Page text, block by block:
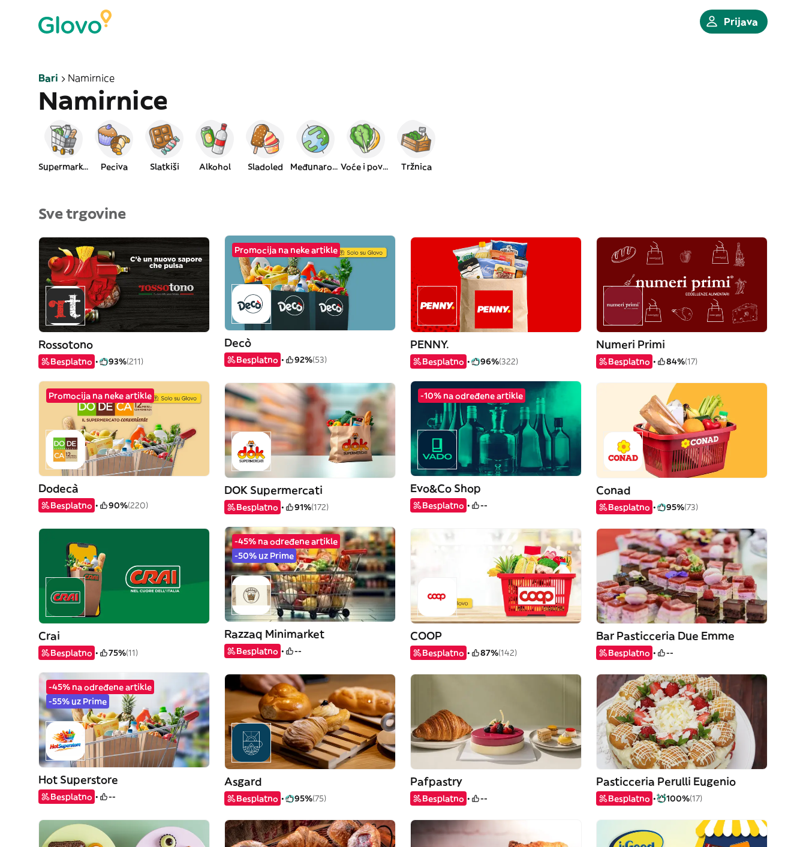
Prijava
Bari Namirnice
Namirnice
Supermarket Peciva Slatkiši Alkohol Sladoled Međunarodna Voće i povrće Tržnica
Sve trgovine
Rossotono
Besplatno 93%(211)
Promocija na neke artikle
Decò
Besplatno 92%(53)
PENNY.
Besplatno 96%(322)
Numeri Primi
Besplatno 84%(17)
Promocija na neke artikle
Dodecà
Besplatno 90%(220)
DOK Supermercati
Besplatno 91%(172)
-10% na određene artikle
Evo&Co Shop
Besplatno --
Conad
Besplatno 95%(73)
Crai
Besplatno 75%(11)
-45% na određene artikle
-50% uz Prime
Razzaq Minimarket
Besplatno --
COOP
Besplatno 87%(142)
Bar Pasticceria Due Emme
Besplatno --
-45% na određene artikle
-55% uz Prime
Hot Superstore
Besplatno --
Asgard
Besplatno 95%(75)
Pafpastry
Besplatno --
Pasticceria Perulli Eugenio
Besplatno 100%(17)